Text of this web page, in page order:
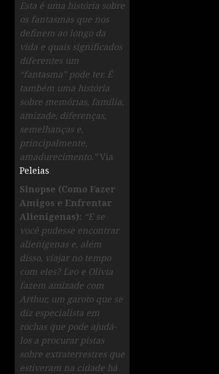
Esta é uma história sobre
os fantasmas que nos
definem ao longo da
vida e quais significados
diferentes um
“fantasma” pode ter. É
também uma história
sobre memórias, família,
amizade, diferenças,
semelhanças e,
principalmente,
amadurecimento.”Via
Peleias.
Sinopse (Como Fazer
Amigos e Enfrentar
Alienígenas): “E se
você pudesse encontrar
alienígenas e, além
disso, viajar no tempo
com eles? Leo e Olívia
fazem amizade com
Arthur, um garoto que se
diz especialista em
rochas que pode ajudá-
los a procurar pistas
sobre extraterrestres que
estiveram na cidade há